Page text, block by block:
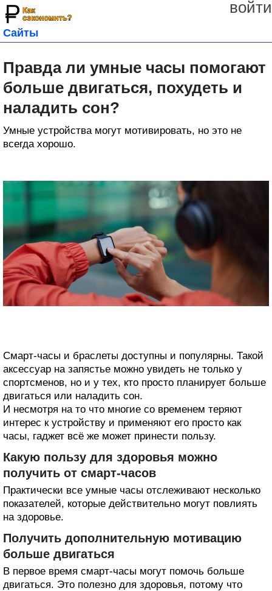
войти
Сайты
Правда ли умные часы помогают
больше двигаться, похудеть и
наладить сон?
Умные устройства могут мотивировать, но это не
всегда хорошо.
Смарт-часы и браслеты доступны и популярны. Такой
аксессуар на запястье можно увидеть не только у
спортсменов, но и у тех, кто просто планирует больше
двигаться или наладить сон.
И несмотря на то что многие со временем теряют
интерес к устройству и применяют его просто как
часы, гаджет всё же может принести пользу.
Какую пользу для здоровья можно
получить от смарт-часов
Практически все умные часы отслеживают несколько
показателей, которые действительно могут повлиять
на здоровье.
Получить дополнительную мотивацию
больше двигаться
В первое время смарт-часы могут помочь больше
двигаться. Это полезно для здоровья, потому что